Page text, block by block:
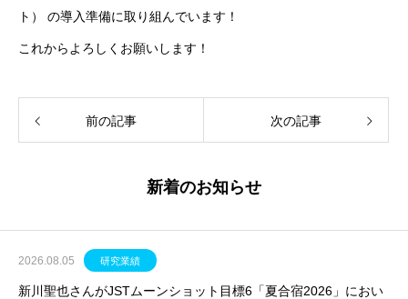
ト） の導入準備に取り組んでいます！
これからよろしくお願いします！
前の記事 次の記事
新着のお知らせ
2026.08.05 研究業績
新川聖也さんがJSTムーンショット目標6「夏合宿2026」におい